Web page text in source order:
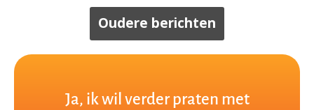
Oudere berichten
Ja, ik wil verder praten met